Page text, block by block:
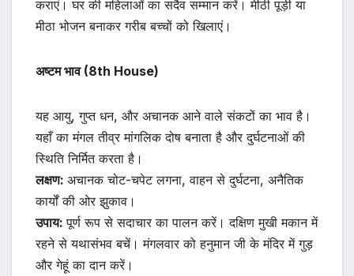
कराएं। घर की महिलाओं का सदैव सम्मान करें। मीठी पूड़ी या
मीठा भोजन बनाकर गरीब बच्चों को खिलाएं।
अष्टम भाव (8th House)
यह आयु, गुप्त धन, और अचानक आने वाले संकटों का भाव है।
यहाँ का मंगल तीव्र मांगलिक दोष बनाता है और दुर्घटनाओं की
स्थिति निर्मित करता है।
लक्षण: अचानक चोट-चपेट लगना, वाहन से दुर्घटना, अनैतिक
कार्यों की ओर झुकाव।
उपाय:पूर्ण रूप से सदाचार का पालन करें। दक्षिण मुखी मकान में
रहने से यथासंभव बचें। मंगलवार को हनुमान जी के मंदिर में गुड़
और गेहूं का दान करें।